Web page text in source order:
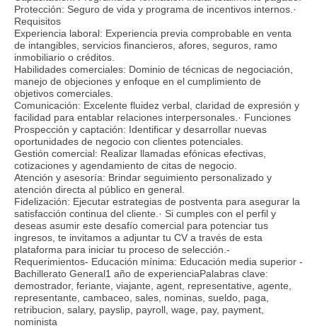
Protección: Seguro de vida y programa de incentivos internos.·
Requisitos
Experiencia laboral: Experiencia previa comprobable en venta
de intangibles, servicios financieros, afores, seguros, ramo
inmobiliario o créditos.
Habilidades comerciales: Dominio de técnicas de negociación,
manejo de objeciones y enfoque en el cumplimiento de
objetivos comerciales.
Comunicación: Excelente fluidez verbal, claridad de expresión y
facilidad para entablar relaciones interpersonales.· Funciones
Prospección y captación: Identificar y desarrollar nuevas
oportunidades de negocio con clientes potenciales.
Gestión comercial: Realizar llamadas efónicas efectivas,
cotizaciones y agendamiento de citas de negocio.
Atención y asesoría: Brindar seguimiento personalizado y
atención directa al público en general.
Fidelización: Ejecutar estrategias de postventa para asegurar la
satisfacción continua del cliente.· Si cumples con el perfil y
deseas asumir este desafío comercial para potenciar tus
ingresos, te invitamos a adjuntar tu CV a través de esta
plataforma para iniciar tu proceso de selección.-
Requerimientos- Educación mínima: Educación media superior -
Bachillerato General1 año de experienciaPalabras clave:
demostrador, feriante, viajante, agent, representative, agente,
representante, cambaceo, sales, nominas, sueldo, paga,
retribucion, salary, payslip, payroll, wage, pay, payment,
nominista